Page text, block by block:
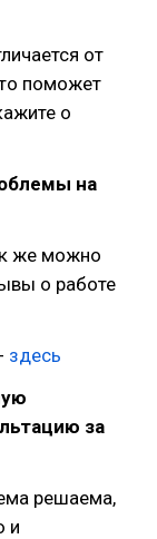
от
поможет
о
на
же можно
о работе
здесь
за
решаема,
и